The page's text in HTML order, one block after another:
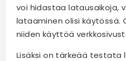
voi hidastaa latausaikoja,
lataaminen olisi käytössä.
niiden käyttöä
Lisäksi on tärkeää testata